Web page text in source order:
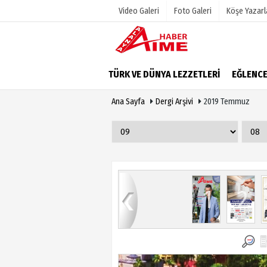
Video Galeri Foto Galeri Köşe
TÜRK VE DÜNYA LEZZETLERİ EĞLENCE
Haber Arşivi
Hava
Gazete
Anketler
Ana Sayfa Dergi Arşivi 2019 Temmuz
83 1 2